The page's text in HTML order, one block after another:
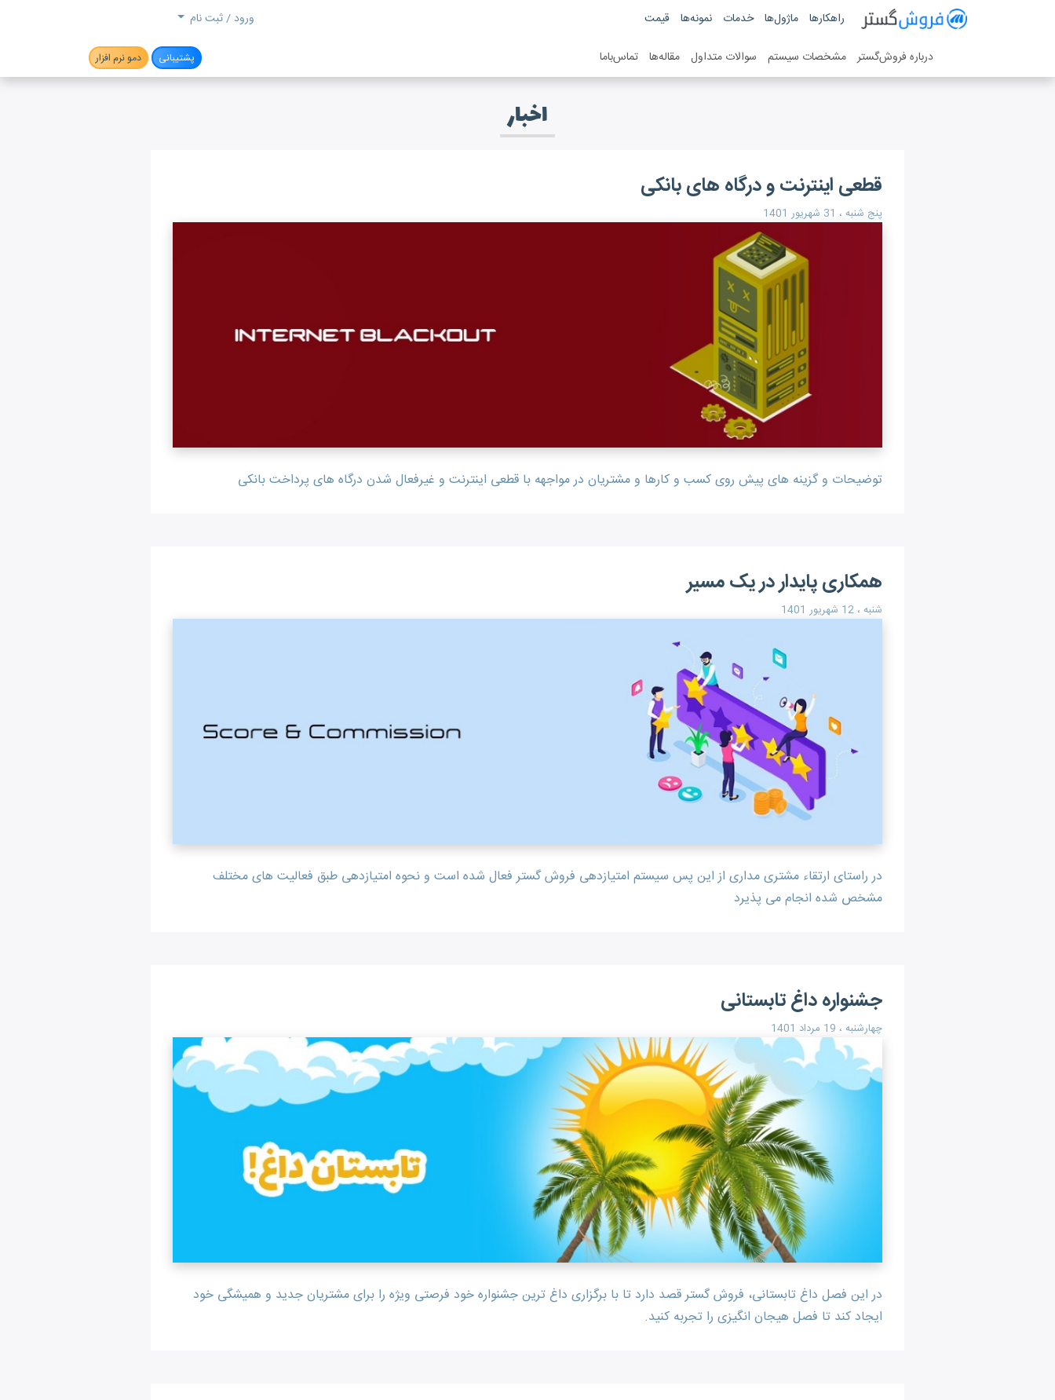
فروش گستر
راهکارها ماژول‌ها خدمات نمونه‌ها قیمت ورود / ثبت نام
درباره فروش‌گستر مشخصات سیستم سوالات متداول مقاله‌ها تماس‌باما پشتیبانی دمو نرم افزار
اخبار
قطعی اینترنت و درگاه های بانکی
پنج شنبه ، 31 شهریور 1401
توضیحات و گزینه های پیش روی کسب و کارها و مشتریان در مواجهه با قطعی اینترنت و غیرفعال شدن درگاه های پرداخت بانکی
همکاری پایدار در یک مسیر
شنبه ، 12 شهریور 1401
در راستای ارتقاء مشتری مداری از این پس سیستم امتیازدهی فروش گستر فعال شده است و نحوه امتیازدهی طبق فعالیت های مختلف
مشخص شده انجام می پذیرد
جشنواره داغ تابستانی
چهارشنبه ، 19 مرداد 1401
در این فصل داغ تابستانی، فروش گستر قصد دارد تا با برگزاری داغ ترین جشنواره خود فرصتی ویژه را برای مشتریان جدید و همیشگی خود
ایجاد کند تا فصل هیجان انگیزی را تجربه کنید.